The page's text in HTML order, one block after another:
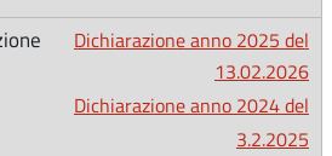
Dichiarazione anno 2025 del
13.02.2026
Dichiarazione anno 2024 del
3.2.2025